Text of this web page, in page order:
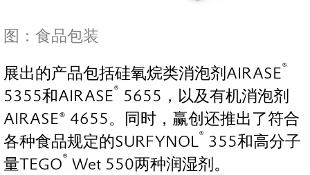
图：食品包装
展出的产品包括硅氧烷类消泡剂AIRASE®
5355和AIRASE® 5655，以及有机消泡剂
AIRASE® 4655。同时，赢创还推出了符合
各种食品规定的SURFYNOL® 355和高分子
量TEGO® Wet 550两种润湿剂。